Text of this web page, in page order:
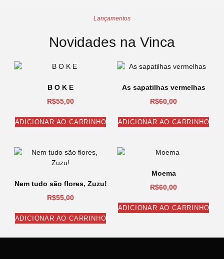
Lançamentos
Novidades na Vinca
B O K E
R$55,00
ADICIONAR AO CARRINHO
As sapatilhas vermelhas
R$60,00
ADICIONAR AO CARRINHO
Nem tudo são flores, Zuzu!
R$55,00
ADICIONAR AO CARRINHO
Moema
R$60,00
ADICIONAR AO CARRINHO